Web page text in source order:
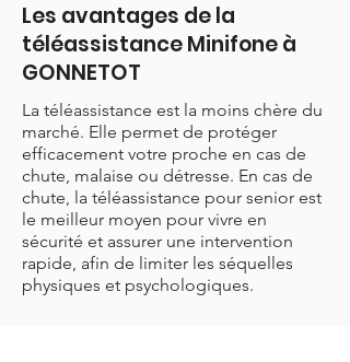
Les avantages de la
téléassistance Minifone à
GONNETOT
La téléassistance est la moins chère du
marché. Elle permet de protéger
efficacement votre proche en cas de
chute, malaise ou détresse. En cas de
chute, la téléassistance pour senior est
le meilleur moyen pour vivre en
sécurité et assurer une intervention
rapide, afin de limiter les séquelles
physiques et psychologiques.